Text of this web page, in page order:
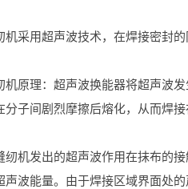
采用超声波技术，在焊接密封的
理：超声波换能器将超声波发
子间剧烈摩擦后熔化，从而焊
发出的超声波作用在抹布的接
波能量。由于焊接区域界面处